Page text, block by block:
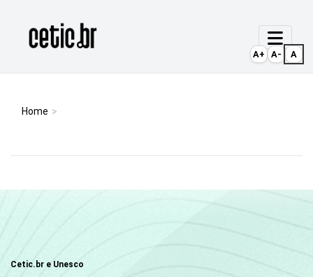
Página inicial
Home
Cetic.br e Unesco
A+ A- A